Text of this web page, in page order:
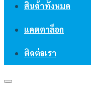
สินค้าทั้งหมด
แคตตาล็อก
ติดต่อเรา